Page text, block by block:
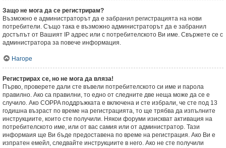
Защо не мога да се регистрирам?
Възможно е администраторът да е забранил регистрацията на нови
потребители. Също така е възможно администраторът да е забранил
достъпът от Вашият IP адрес или с потребителското Ви име. Свържете се с
администратора за повече информация.
Нагоре
Регистрирах се, но не мога да вляза!
Първо, проверете дали сте въвели потребителското си име и парола
правилно. Ако са правилни, то едно от следните две неща може да се е
случило. Ако COPPA поддръжката е включена и сте избрали, че сте под 13
годишна възраст по време на регистрацията, то ще трябва да изпълните
инструкциите, които сте получили. Някои форуми изискват активация на
потребителското име, или от вас самия или от администратор. Тази
информаия ще Ви бъде предоставена по време на регистрация. Ако Ви е
изпратен емейл, следвайте инструкциите в него. Ако не сте получили